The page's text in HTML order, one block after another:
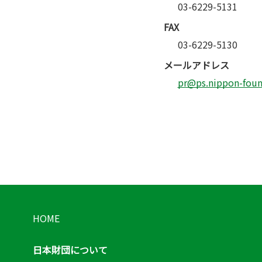
03-6229-5131
FAX
03-6229-5130
メールアドレス
pr@ps.nippon-
HOME
日本財団について